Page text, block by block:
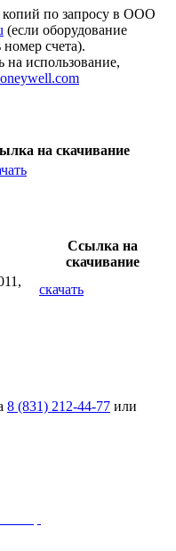
по запросу в ООО
(если оборудование
номер счета).
на использование,
на скачивание
Ссылка на
скачивание
скачать
8 (831) 212-44-77 или